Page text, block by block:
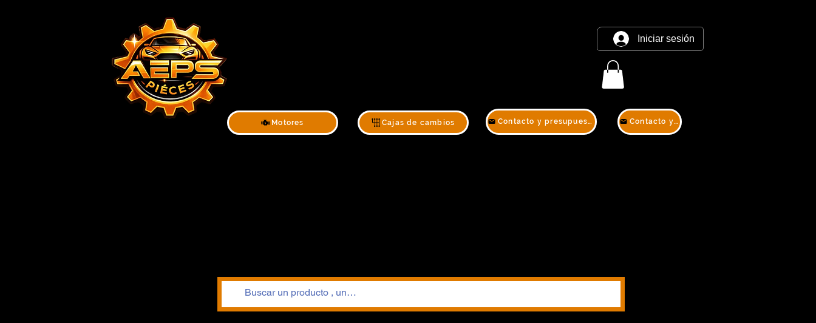
Motores Cajas de cambios
Iniciar sesión
Contacto y presupuesto Contacto y presupuesto